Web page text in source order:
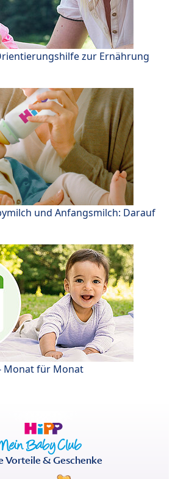
zur Ernährung
und Anfangsmilch: Darauf
Monat für Monat
Vorteile & Geschenke